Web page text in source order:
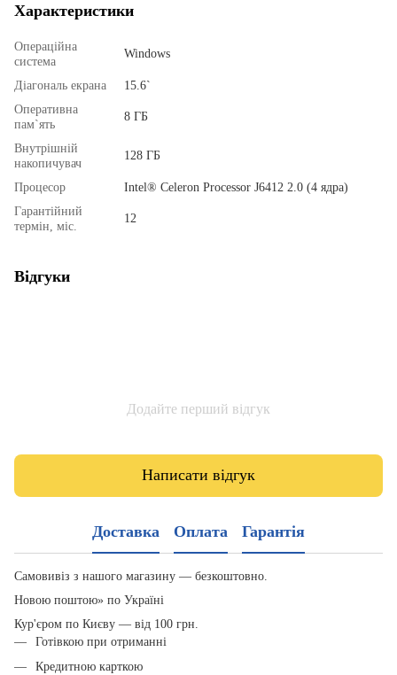
Характеристики
Операційна
система
Windows
Діагональ екрана
15.6`
Оперативна
пам`ять
8 ГБ
Внутрішній
накопичувач
128 ГБ
Процесор
Intel® Celeron Processor J6412 2.0 (4 ядра)
Гарантійний
термін, міс.
12
Відгуки
Додайте перший відгук
Написати відгук
Доставка Оплата Гарантія
Самовивіз з нашого магазину — безкоштовно.
Новою поштою» по Україні
Кур'єром по Києву — від 100 грн.
Готівкою при отриманні
Кредитною карткою